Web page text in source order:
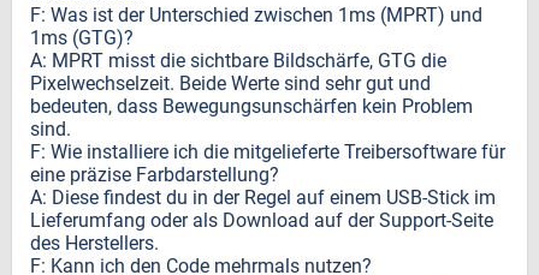
F: Was ist der Unterschied zwischen 1ms (MPRT) und
1ms (GTG)?
A: MPRT misst die sichtbare Bildschärfe, GTG die
Pixelwechselzeit. Beide Werte sind sehr gut und
bedeuten, dass Bewegungsunschärfen kein Problem
sind.
F: Wie installiere ich die mitgelieferte Treibersoftware für
eine präzise Farbdarstellung?
A: Diese findest du in der Regel auf einem USB-Stick im
Lieferumfang oder als Download auf der Support-Seite
des Herstellers.
F: Kann ich den Code mehrmals nutzen?